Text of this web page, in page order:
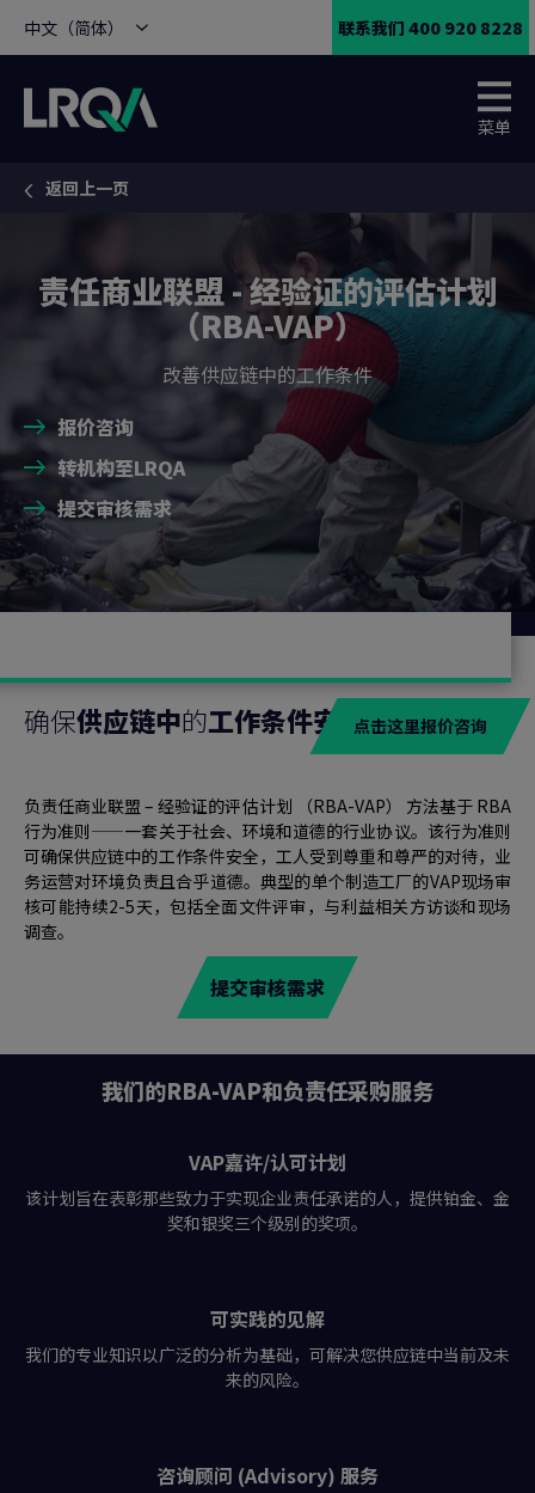
中文（简体） 联系我们 400 920 8228
菜单
You are here:
返回上一页
责任商业联盟 - 经验证的评估计划
（RBA-VAP）
改善供应链中的工作条件
报价咨询
转机构至LRQA
提交审核需求
点击这里报价咨询
确保供应链中的工作条件安全
负责任商业联盟 – 经验证的评估计划 （RBA-VAP） 方法基于 RBA
行为准则——一套关于社会、环境和道德的行业协议。该行为准则
可确保供应链中的工作条件安全，工人受到尊重和尊严的对待，业
务运营对环境负责且合乎道德。典型的单个制造工厂的VAP现场审
核可能持续2-5天，包括全面文件评审，与利益相关方访谈和现场
调查。
提交审核需求
我们的RBA-VAP和负责任采购服务
VAP嘉许/认可计划
该计划旨在表彰那些致力于实现企业责任承诺的人，提供铂金、金
奖和银奖三个级别的奖项。
可实践的见解
我们的专业知识以广泛的分析为基础，可解决您供应链中当前及未
来的风险。
咨询顾问 (Advisory) 服务